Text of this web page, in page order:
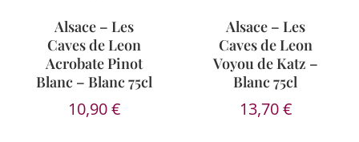
Alsace – Les
Caves de Leon
Acrobate Pinot
Blanc – Blanc 75cl
10,90€
Alsace – Les
Caves de Leon
Voyou de Katz –
Blanc 75cl
13,70€